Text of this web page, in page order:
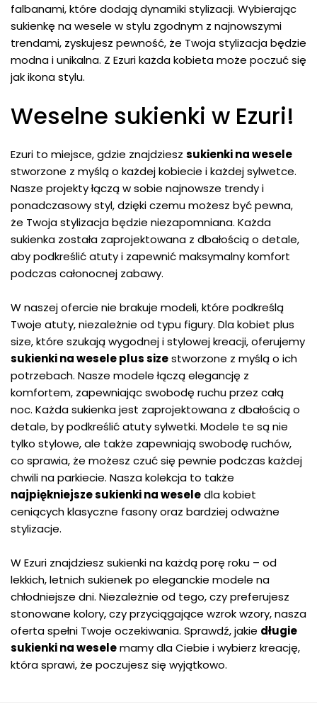
falbanami, które dodają dynamiki stylizacji. Wybierając
sukienkę na wesele w stylu zgodnym z najnowszymi
trendami, zyskujesz pewność, że Twoja stylizacja będzie
modna i unikalna. Z Ezuri każda kobieta może poczuć się
jak ikona stylu.
Weselne sukienki w Ezuri!
Ezuri to miejsce, gdzie znajdziesz sukienki na wesele
stworzone z myślą o każdej kobiecie i każdej sylwetce.
Nasze projekty łączą w sobie najnowsze trendy i
ponadczasowy styl, dzięki czemu możesz być pewna,
że Twoja stylizacja będzie niezapomniana. Każda
sukienka została zaprojektowana z dbałością o detale,
aby podkreślić atuty i zapewnić maksymalny komfort
podczas całonocnej zabawy.
W naszej ofercie nie brakuje modeli, które podkreślą
Twoje atuty, niezależnie od typu figury. Dla kobiet plus
size, które szukają wygodnej i stylowej kreacji, oferujemy
sukienki na wesele plus sizestworzone z myślą o ich
potrzebach. Nasze modele łączą elegancję z
komfortem, zapewniając swobodę ruchu przez całą
noc. Każda sukienka jest zaprojektowana z dbałością o
detale, by podkreślić atuty sylwetki. Modele te są nie
tylko stylowe, ale także zapewniają swobodę ruchów,
co sprawia, że możesz czuć się pewnie podczas każdej
chwili na parkiecie. Nasza kolekcja to także
najpiękniejsze sukienki na weseledla kobiet
ceniących klasyczne fasony oraz bardziej odważne
stylizacje.
W Ezuri znajdziesz sukienki na każdą porę roku – od
lekkich, letnich sukienek po eleganckie modele na
chłodniejsze dni. Niezależnie od tego, czy preferujesz
stonowane kolory, czy przyciągające wzrok wzory, nasza
oferta spełni Twoje oczekiwania. Sprawdź, jakie długie
sukienki na weselemamy dla Ciebie i wybierz kreację,
która sprawi, że poczujesz się wyjątkowo.